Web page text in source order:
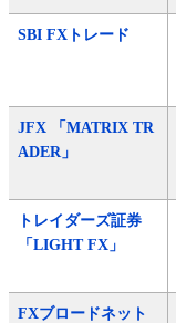
SBI FXトレード
JFX 「MATRIX TR
ADER」
トレイダーズ証券
「LIGHT FX」
FXブロードネット